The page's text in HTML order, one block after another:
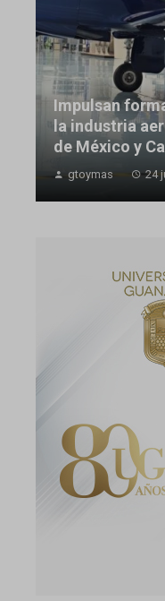
Impulsan
la industria
de México y
gtoymas 24